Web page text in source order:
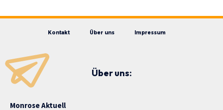
Kontakt Über uns Impressum
Über uns:
Monrose Aktuell